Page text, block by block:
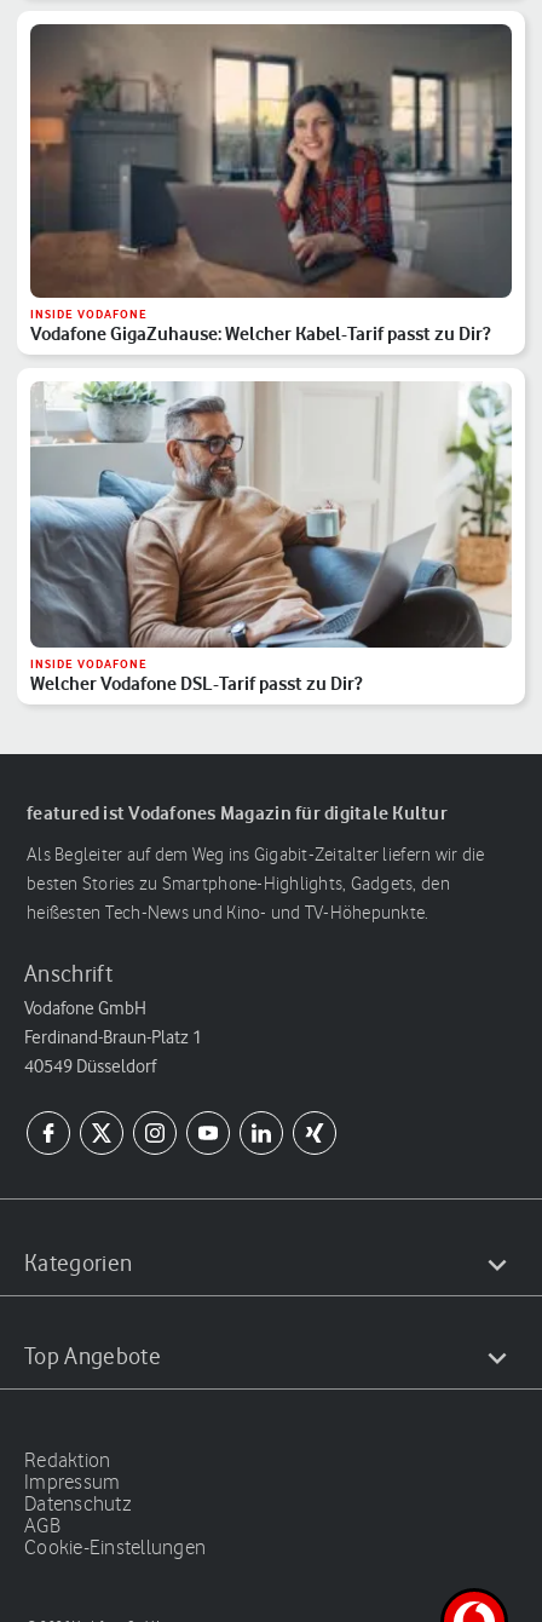
INSIDE VODAFONE
Vodafone GigaZuhause: Welcher Kabel-Tarif passt zu Dir?
INSIDE VODAFONE
Welcher Vodafone DSL-Tarif passt zu Dir?
featured ist Vodafones Magazin für digitale Kultur
Als Begleiter auf dem Weg ins Gigabit-Zeitalter liefern wir die
besten Stories zu Smartphone-Highlights, Gadgets, den
heißesten Tech-News und Kino- und TV-Höhepunkte.
Anschrift
Vodafone GmbH
Ferdinand-Braun-Platz 1
40549 Düsseldorf
Kategorien
Top Angebote
Redaktion
Impressum
Datenschutz
AGB
Cookie-Einstellungen